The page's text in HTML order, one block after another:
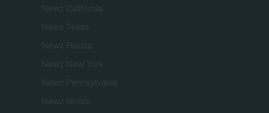
Newz California
Newz Texas
Newz Florida
Newz New York
Newz Pennsylvania
Newz Illinois